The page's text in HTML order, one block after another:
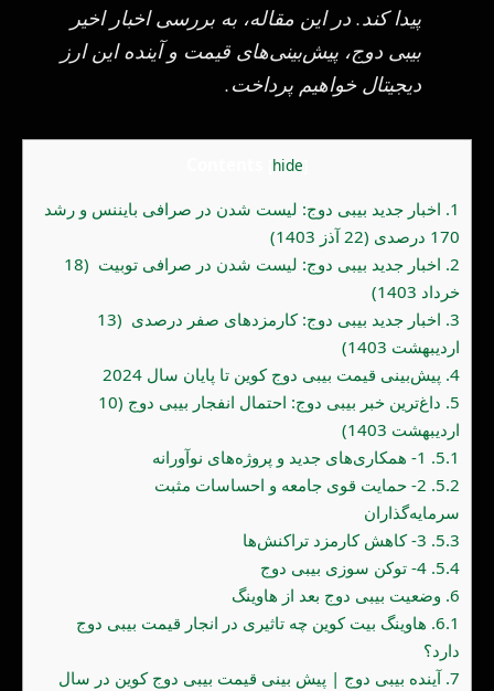
پیدا کند. در این مقاله، به بررسی اخبار اخیر
بیبی دوج، پیش‌بینی‌های قیمت و آینده این ارز
دیجیتال خواهیم پرداخت.
hide
1. اخبار جدید بیبی دوج: لیست شدن در صرافی بایننس و رشد
170 درصدی (22 آذز 1403)
2.
اخبار جدید بیبی دوج: لیست شدن در صرافی توبیت (18
خرداد 1403)
3.
اخبار جدید بیبی دوج: کارمزدهای صفر درصدی (13
اردیبهشت 1403)
4. پیش‌بینی قیمت بیبی دوج کوین تا پایان سال 2024
5.
داغ‌ترین خبر بیبی دوج: احتمال انفجار بیبی دوج (10
اردیبهشت 1403)
5.1.
5.2.
2- حمایت قوی جامعه و احساسات مثبت
سرمایه‌گذاران
5.3.
5.4.
6. وضعیت بیبی دوج بعد از هاوینگ
6.1. هاوینگ بیت کوین چه تاثیری در انجار قیمت بیبی دوج
دارد؟
7. آینده بیبی دوج | پیش بینی قیمت بیبی دوج کوین در سال